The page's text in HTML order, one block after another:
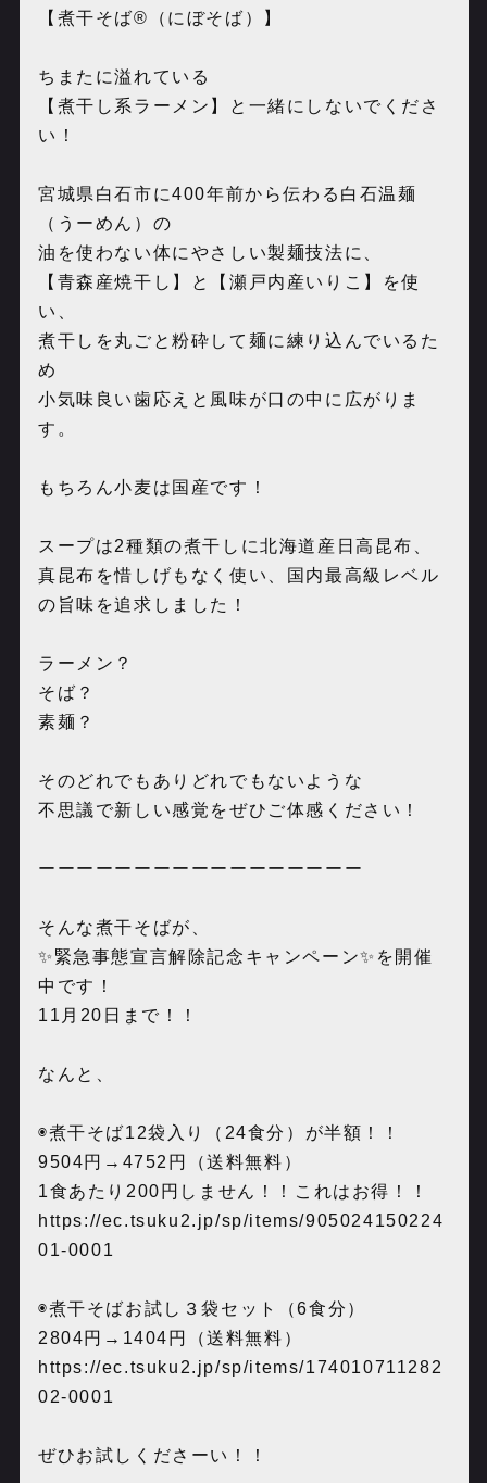
【煮干そば®（にぼそば）】
ちまたに溢れている
【煮干し系ラーメン】と一緒にしないでくださ
い！
宮城県白石市に400年前から伝わる白石温麺
（うーめん）の
油を使わない体にやさしい製麺技法に、
【青森産焼干し】と【瀬戸内産いりこ】を使
い、
煮干しを丸ごと粉砕して麺に練り込んでいるた
め
小気味良い歯応えと風味が口の中に広がりま
す。
もちろん小麦は国産です！
スープは2種類の煮干しに北海道産日高昆布、
真昆布を惜しげもなく使い、国内最高級レベル
の旨味を追求しました！
ラーメン？
そば？
素麺？
そのどれでもありどれでもないような
不思議で新しい感覚をぜひご体感ください！
ーーーーーーーーーーーーーーーーー
そんな煮干そばが、
✨緊急事態宣言解除記念キャンペーン✨を開催
中です！
11月20日まで！！
なんと、
◉煮干そば12袋入り（24食分）が半額！！
9504円→4752円（送料無料）
1食あたり200円しません！！これはお得！！
https://ec.tsuku2.jp/sp/items/905024150224
01-0001
◉煮干そばお試し３袋セット（6食分）
2804円→1404円（送料無料）
https://ec.tsuku2.jp/sp/items/174010711282
02-0001
ぜひお試しくださーい！！